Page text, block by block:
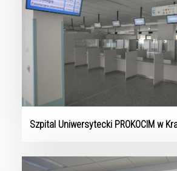
Szpital Uniwersytecki PROKOCIM w